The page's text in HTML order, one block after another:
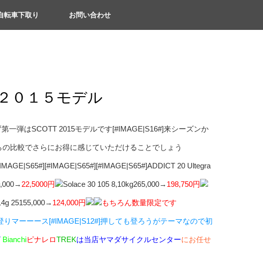
転車下取り お問い合わせ
０１５モデル
一弾はSCOTT 2015モデルです[#IMAGE|S16#]来シーズンか
比較でさらにお得に感じていただけることでしょう
20 Ultegra
22,5000円 Solace 30 105 8,10kg265,000→ 198,750円
25155,000→ 124,000円 もちろん数量限定です
りマーーース[#IMAGE|S12#]押しても登ろうがテーマなので初
BianchiピナレロTREKは当店ヤマダサイクルセンターにお任せ